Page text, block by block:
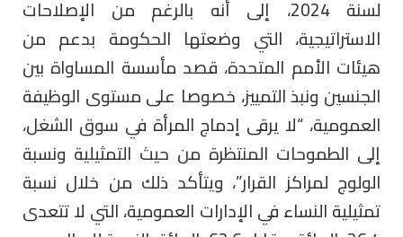
لسنة 2024، إلى أنه بالرغم من الإصلاحات
الاستراتيجية، التي وضعتها الحكومة بدعم من
هيئات الأمم المتحدة، قصد مأسسة المساواة بين
الجنسين ونبذ التمييز، خصوصا على مستوى الوظيفة
العمومية، “لا يرقى إدماج المرأة في سوق الشغل،
إلى الطموحات المنتظرة من حيث التمثيلية ونسبة
الولوج لمراكز القرار”، ويتأكد ذلك من خلال نسبة
تمثيلية النساء في الإدارات العمومية، التي لا تتعدى